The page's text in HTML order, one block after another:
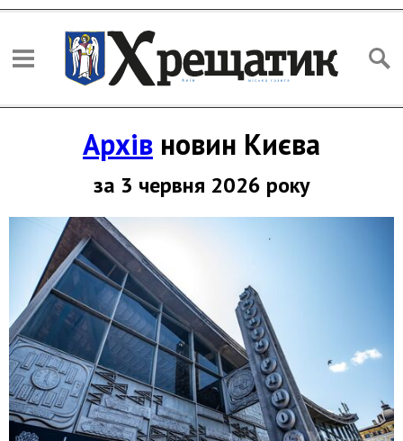
Архів новин Києва
за 3 червня 2026 року